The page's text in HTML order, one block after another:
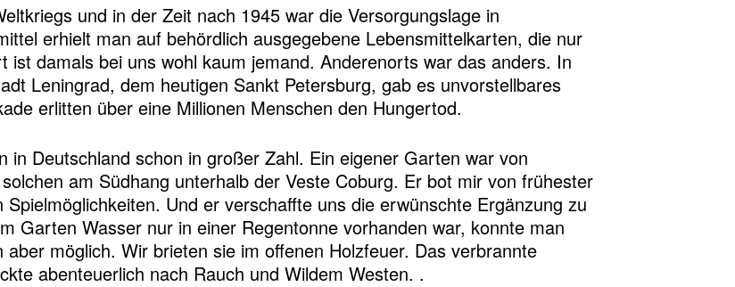
und in der Zeit nach 1945 war die Versorgungslage in
erhielt man auf behördlich ausgegebene Lebensmittelkarten, die nur
ist damals bei uns wohl kaum jemand. Anderenorts war das anders. In
Leningrad, dem heutigen Sankt Petersburg, gab es unvorstellbares
erlitten über eine Millionen Menschen den Hungertod.
in Deutschland schon in großer Zahl. Ein eigener Garten war von
am Südhang unterhalb der Veste Coburg. Er bot mir von frühester
Und er verschaffte uns die erwünschte Ergänzung zu
Garten Wasser nur in einer Regentonne vorhanden war, konnte man
möglich. Wir brieten sie im offenen Holzfeuer. Das verbrannte
abenteuerlich nach Rauch und Wildem Westen. .